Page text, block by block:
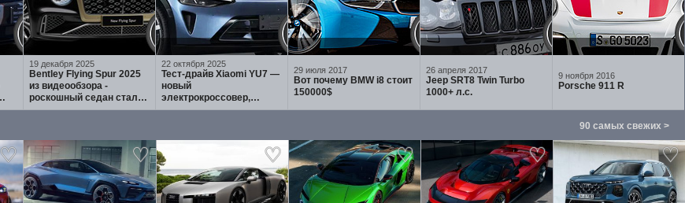
19 декабря 2025
Bentley Flying Spur 2025
из видеообзора -
роскошный седан стал
быстрее, умнее и
22 октября 2025
Тест-драйв Xiaomi YU7 —
новый
электрокроссовер,
который бросает вызов
29 июля 2017
Вот почему BMW i8 стоит
150000$
26 апреля 2017
Jeep SRT8 Twin Turbo
1000+ л.с.
9 ноября 2016
Porsche 911 R
90 самых свежих >